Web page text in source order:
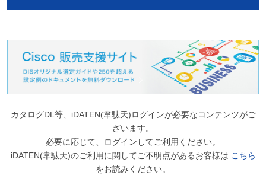
カタログDL等、iDATEN(韋駄天)ログインが必要なコンテンツがご
ざいます。
必要に応じて、ログインしてご利用ください。
iDATEN(韋駄天)のご利用に関してご不明点があるお客様は こちら
をお読みください。